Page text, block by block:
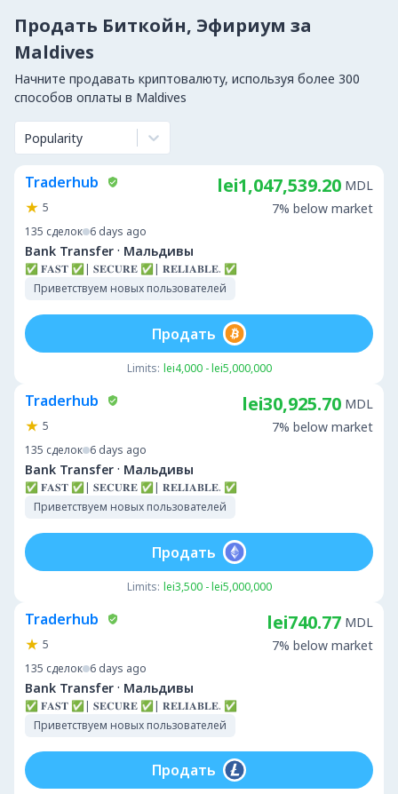
Продать Биткойн, Эфириум за
Maldives
Начните продавать криптовалюту, используя более 300
способов оплаты в Maldives
Popularity
Traderhub
5
135 сделок 6 days ago
Bank Transfer · Мальдивы
✅ 𝐅𝐀𝐒𝐓 ✅| 𝐒𝐄𝐂𝐔𝐑𝐄 ✅| 𝐑𝐄𝐋𝐈𝐀𝐁𝐋𝐄. ✅
Приветствуем новых пользователей
lei1,047,539.20 MDL
7% below market
Limits: lei4,000 - lei5,000,000
Продать
Traderhub
5
135 сделок 6 days ago
Bank Transfer · Мальдивы
✅ 𝐅𝐀𝐒𝐓 ✅| 𝐒𝐄𝐂𝐔𝐑𝐄 ✅| 𝐑𝐄𝐋𝐈𝐀𝐁𝐋𝐄. ✅
Приветствуем новых пользователей
lei30,925.70 MDL
7% below market
Limits: lei3,500 - lei5,000,000
Продать
Traderhub
5
135 сделок 6 days ago
Bank Transfer · Мальдивы
✅ 𝐅𝐀𝐒𝐓 ✅| 𝐒𝐄𝐂𝐔𝐑𝐄 ✅| 𝐑𝐄𝐋𝐈𝐀𝐁𝐋𝐄. ✅
Приветствуем новых пользователей
lei740.77 MDL
7% below market
Продать